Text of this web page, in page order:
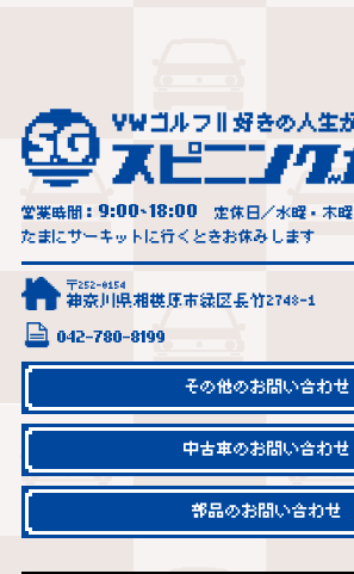
営業時間： 9:00~18:00
定休日／水曜・木曜
たまにサーキットに行くときお休みします
〒252-0154
神奈川県相模原市緑区長竹2748-1
042-780-8199
その他のお問い合わせ
中古車のお問い合わせ
部品のお問い合わせ